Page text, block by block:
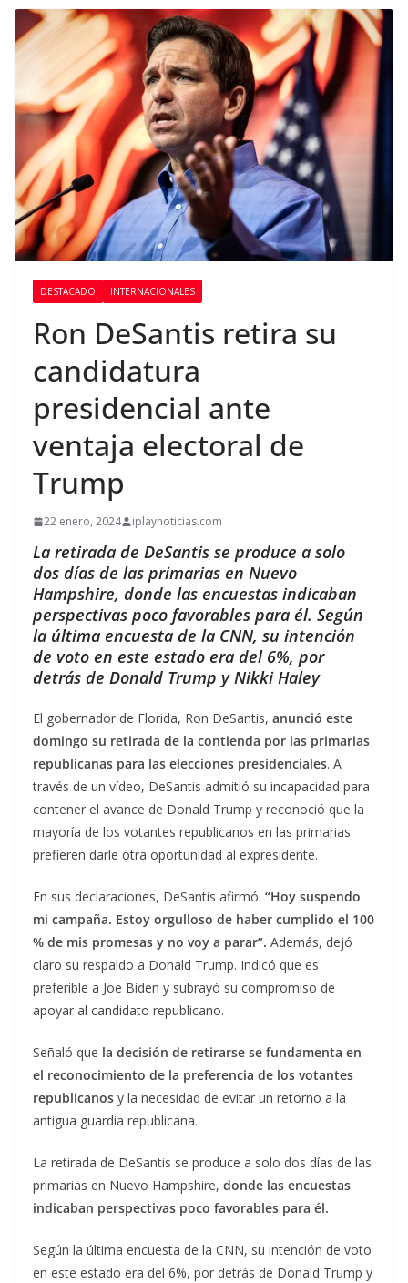
DESTACADO INTERNACIONALES
Ron DeSantis retira su
candidatura
presidencial ante
ventaja electoral de
Trump
22 enero, 2024 iplaynoticias.com
La retirada de DeSantis se produce a solo
dos días de las primarias en Nuevo
Hampshire, donde las encuestas indicaban
perspectivas poco favorables para él. Según
la última encuesta de la CNN, su intención
de voto en este estado era del 6%, por
detrás de Donald Trump y Nikki Haley
El gobernador de Florida, Ron DeSantis, anunció este
domingo su retirada de la contienda por las primarias
republicanas para las elecciones presidenciales. A
través de un vídeo, DeSantis admitió su incapacidad para
contener el avance de Donald Trump y reconoció que la
mayoría de los votantes republicanos en las primarias
prefieren darle otra oportunidad al expresidente.
En sus declaraciones, DeSantis afirmó: “Hoy suspendo
mi campaña. Estoy orgulloso de haber cumplido el 100
% de mis promesas y no voy a parar”. Además, dejó
claro su respaldo a Donald Trump. Indicó que es
preferible a Joe Biden y subrayó su compromiso de
apoyar al candidato republicano.
Señaló que la decisión de retirarse se fundamenta en
el reconocimiento de la preferencia de los votantes
republicanos y la necesidad de evitar un retorno a la
antigua guardia republicana.
La retirada de DeSantis se produce a solo dos días de las
primarias en Nuevo Hampshire, donde las encuestas
indicaban perspectivas poco favorables para él.
Según la última encuesta de la CNN, su intención de voto
en este estado era del 6%, por detrás de Donald Trump y